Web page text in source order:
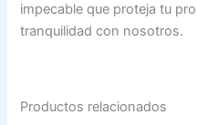
impecable que proteja tu
tranquilidad con nosotros.
Productos relacionados